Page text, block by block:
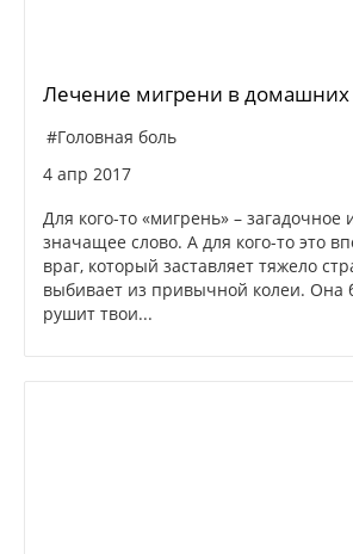
Лечение мигрени в домашних
#Головная боль
4 апр 2017
Для кого-то «мигрень» – загадочное
значащее слово. А для кого-то это
враг, который заставляет тяжело
выбивает из привычной колеи. Она
рушит твои...